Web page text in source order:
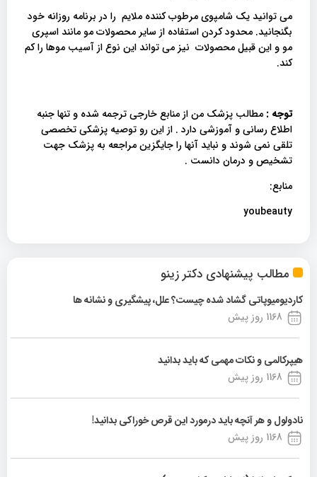
مطالب پیشنهادی دکتر زینو
کاردیومیوپاتی گشاد شده چیست؟ علل، پیشگیری و نشانه ها
1168 روز پیش
هیپرکالمی و نکات مهمی که باید بدانید
1168 روز پیش
نادولول و هر آنچه باید درمورد این قرص خوراکی بدانید!
1168 روز پیش
می توانید یک شامپوی مرطوب کننده ملایم را در برنامه روزانه خود
بگنجانید. محدود کردن استفاده از سایر محصولات مو مانند اسپری
مو و این قبیل محصولات نیز می تواند این نوع از آسیب موها را کم
کند.
توجه : مطالب پزشک من از منابع خارجی ترجمه شده و تنها جنبه
اطلاع رسانی و آموزشی دارد . از این رو توصیه پزشکی تخصصی
تلقی نمی شوند و نباید آنها را جایگزین مراجعه به پزشک جهت
تشخیص و درمان دانست .
منابع:
youbeauty